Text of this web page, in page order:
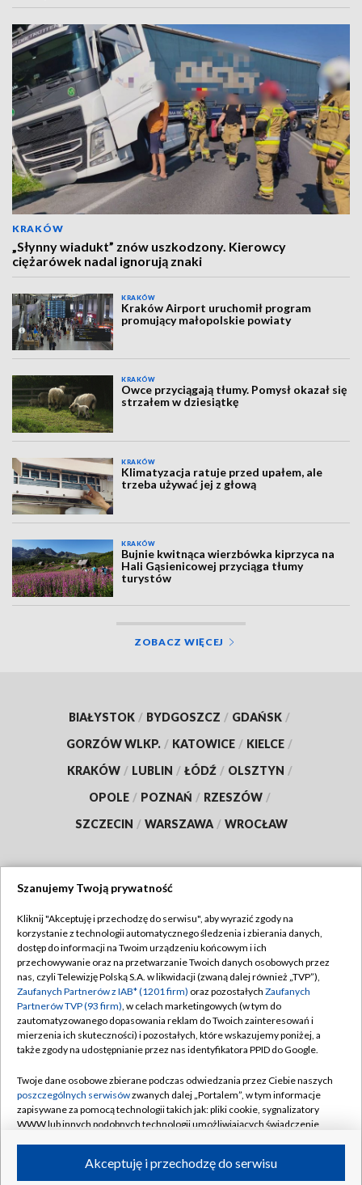
KRAKÓW
„Słynny wiadukt” znów uszkodzony. Kierowcy
ciężarówek nadal ignorują znaki
KRAKÓW
Kraków Airport uruchomił program
promujący małopolskie powiaty
KRAKÓW
Owce przyciągają tłumy. Pomysł okazał się
strzałem w dziesiątkę
KRAKÓW
Klimatyzacja ratuje przed upałem, ale
trzeba używać jej z głową
KRAKÓW
Bujnie kwitnąca wierzbówka kiprzyca na
Hali Gąsienicowej przyciąga tłumy
turystów
ZOBACZ WIĘCEJ
BIAŁYSTOK / BYDGOSZCZ / GDAŃSK /
GORZÓW WLKP. / KATOWICE / KIELCE /
KRAKÓW / LUBLIN / ŁÓDŹ / OLSZTYN /
OPOLE / POZNAŃ / RZESZÓW /
SZCZECIN / WARSZAWA / WROCŁAW
TVP
Abonament TVP
Emisja w TVP
Centrum informacji TVP
Naziemna Telewizja Cyfrowa
Rada Programowa
System NOS
Informacje o nadawcy
Program dla prasy
Regulamin TVP
Polityka prywatności
Moje zgody
Pomoc
Kontakt
Kanały
Szanujemy Twoją prywatność
Kliknij "Akceptuję i przechodzę do serwisu", aby wyrazić zgody na
korzystanie z technologii automatycznego śledzenia i zbierania danych,
dostęp do informacji na Twoim urządzeniu końcowym i ich
przechowywanie oraz na przetwarzanie Twoich danych osobowych przez
nas, czyli Telewizję Polską S.A. w likwidacji (zwaną dalej również „TVP”),
Zaufanych Partnerów z IAB* (1201 firm) oraz pozostałych Zaufanych
Partnerów TVP (93 firm), w celach marketingowych (w tym do
zautomatyzowanego dopasowania reklam do Twoich zainteresowań i
mierzenia ich skuteczności) i pozostałych, które wskazujemy poniżej, a
także zgody na udostępnianie przez nas identyfikatora PPID do Google.
Twoje dane osobowe zbierane podczas odwiedzania przez Ciebie naszych
poszczególnych serwisówzwanych dalej „Portalem”, w tym informacje
zapisywane za pomocą technologii takich jak: pliki cookie, sygnalizatory
WWW lub innych podobnych technologii umożliwiających świadczenie
ruchu w Internecie.Akceptuję i przechodzę do serwisu